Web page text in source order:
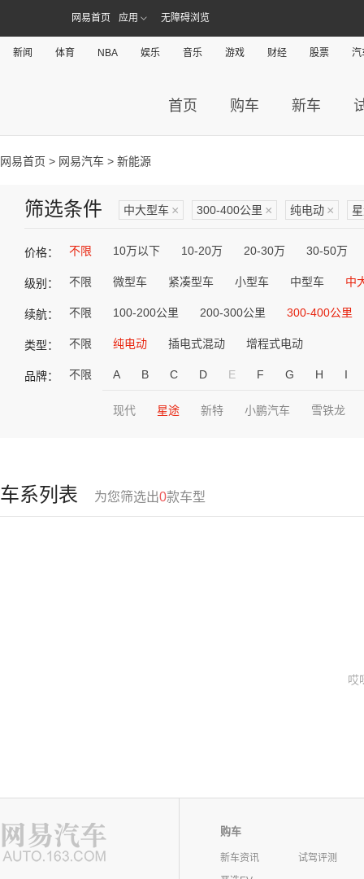
网易首页 应用 无障碍浏览
新闻 体育 NBA 娱乐 音乐 游戏 财经 股票 汽
首页 购车 新车
网易首页 > 网易汽车 > 新能源
筛选条件 中大型车 × 300-400公里 × 纯电动 ×
价格： 不限 10万以下 10-20万 20-30万 30-50万
级别： 不限 微型车 紧凑型车 小型车 中型车 中
续航： 不限 100-200公里 200-300公里 300-400公里
类型： 不限 纯电动 插电式混动 增程式电动
品牌： 不限 A B C D E F G H I
现代 星途 新特 小鹏汽车 雪铁龙
车系列表 为您筛选出0款车型
哎
购车
新车资讯
试驾评测